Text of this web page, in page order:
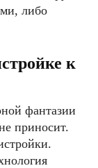
либо
к
фантазии
приносит.